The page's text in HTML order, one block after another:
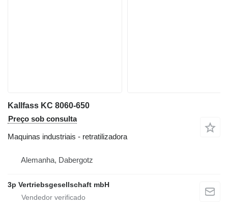
Kallfass KC 8060-650
Preço sob consulta
Maquinas industriais - retratilizadora
Alemanha, Dabergotz
3p Vertriebsgesellschaft mbH